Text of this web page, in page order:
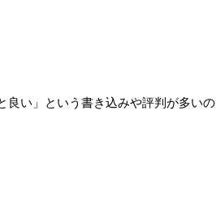
良い」という書き込みや評判が多いの